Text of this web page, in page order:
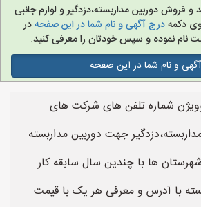
و فروش دوربین مداربسته،دزدگیر و لوازم جانبی
دکمهدرج آگهی و نام شما در این صفحهدر
نام نموده و سپس خودتان را معرفی کنید.
و نام شما در این صفحه
شماره تلفن های شرکت های
جهت دوربین مداربسته
ها با چندین سال سابقه کار
با آدرس و معرفی هر یک با قیمت